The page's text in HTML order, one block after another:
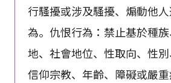
行騷擾或涉及騷擾、煽動他
為。仇恨行為：禁止基於種
地、社會地位、性取向、性別
信仰宗教、年齡、障礙或嚴